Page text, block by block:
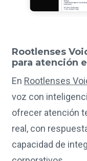
Rootlenses
para atención
En Rootlenses
voz con
ofrecer atención
real, con
capacidad de